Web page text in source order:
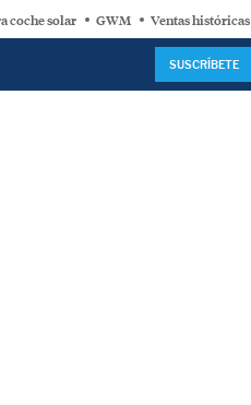
coche solar GWM Ventas históricas
SUSCRÍBETE